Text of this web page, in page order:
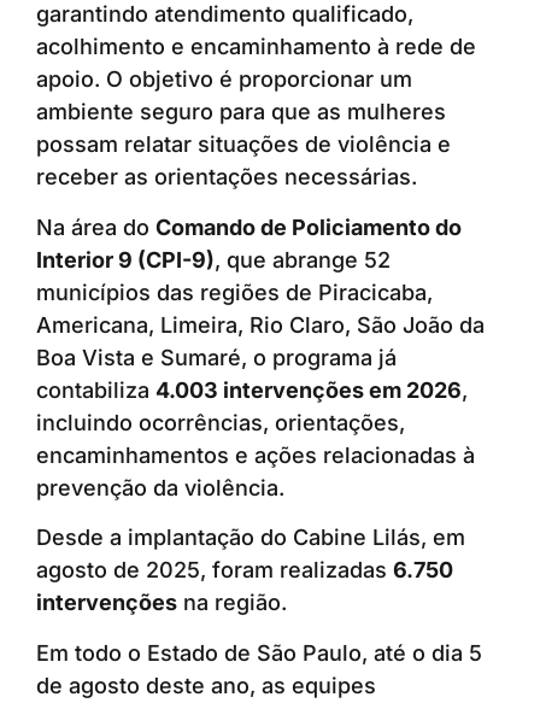
garantindo atendimento qualificado,
acolhimento e encaminhamento à rede de
apoio. O objetivo é proporcionar um
ambiente seguro para que as mulheres
possam relatar situações de violência e
receber as orientações necessárias.
Na área do Comando de Policiamento do
Interior 9 (CPI-9), que abrange 52
municípios das regiões de Piracicaba,
Americana, Limeira, Rio Claro, São João da
Boa Vista e Sumaré, o programa já
contabiliza 4.003 intervenções em 2026,
incluindo ocorrências, orientações,
encaminhamentos e ações relacionadas à
prevenção da violência.
Desde a implantação do Cabine Lilás, em
agosto de 2025, foram realizadas 6.750
intervenções na região.
Em todo o Estado de São Paulo, até o dia 5
de agosto deste ano, as equipes